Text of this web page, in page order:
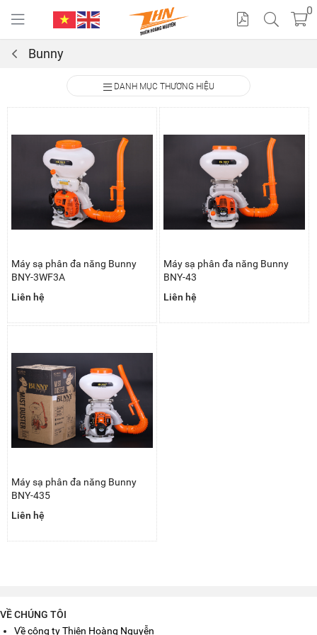
alo
0
Bunny
DANH MỤC THƯƠNG HIỆU
Máy sạ phân đa năng Bunny
BNY-3WF3A
Liên hệ
Máy sạ phân đa năng Bunny
BNY-43
Liên hệ
Máy sạ phân đa năng Bunny
BNY-435
Liên hệ
VỀ CHÚNG TÔI
Về công ty Thiên Hoàng Nguyễn